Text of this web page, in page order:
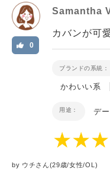
Samantha
0
カバンが可
ブランドの系統：
かわいい系
用途： デ
by ウチさん(29歳/女性/OL )